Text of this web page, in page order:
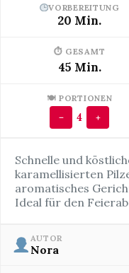
VORBEREITUNG
20 Min.
⏱ GESAMT
45 Min.
🍽 PORTIONEN
− 4 +
Schnelle und
karamellisierten
aromatisches
Ideal für den
AUTOR
Nora